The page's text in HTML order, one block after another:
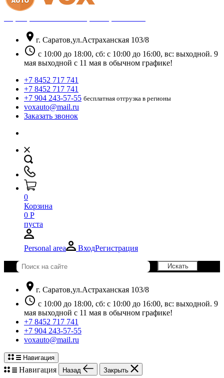
location_on г. Саратов,ул.Астраханская 103/8
schedule с 10:00 до 18:00, сб: с 10:00 до 16:00, вс: выходной. 9
мая выходной с 11 мая в обычном графике!
+7 8452 717 741
+7 8452 717 741
+7 904 243-57-55 бесплатная отгрузка в регионы
voxauto@mail.ru
Заказать звонок
0
Корзина
0 Р
пуста
Personal area ВходРегистрация
location_on г. Саратов,ул.Астраханская 103/8
schedule с 10:00 до 18:00, сб: с 10:00 до 16:00, вс: выходной. 9
мая выходной с 11 мая в обычном графике!
+7 8452 717 741
+7 904 243-57-55
voxauto@mail.ru
Навигация
Навигация Назад Закрыть